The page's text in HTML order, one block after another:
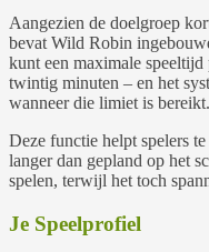
Aangezien de doelgroep
bevat Wild Robin
kunt een maximale
twintig minuten – en het
wanneer die limiet is bereikt.
Deze functie helpt spelers
langer dan gepland op het
spelen, terwijl het toch
Je Speelprofiel